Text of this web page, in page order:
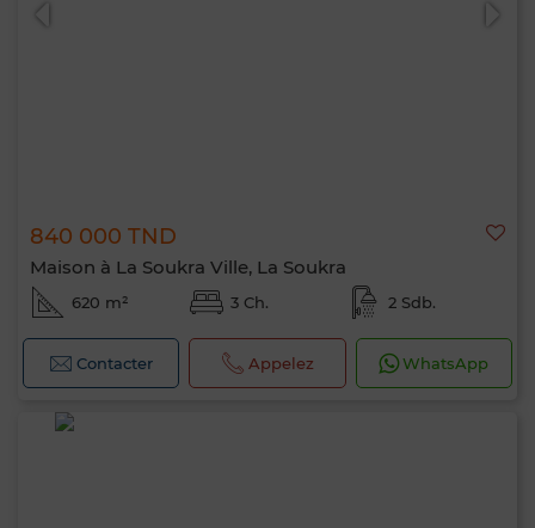
840 000 TND
Maison à La Soukra Ville, La Soukra
620 m² 3 Ch. 2 Sdb.
Contacter Appelez WhatsApp